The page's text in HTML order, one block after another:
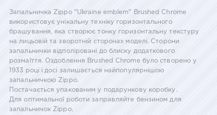
Запальничка Zippo "Ukraine emblem" Brushed Chrome
використовує унікальну техніку горизонтального
брашування, яка створює тонку горизонтальну текстуру
на лицьовій та зворотній сторонах моделі. Сторони
запальнички відполіровані до блиску додаткового
розмаїття. Оздоблення Brushed Chrome було створено у
1933 році і досі залишається найпопулярнішою
запальничкою Zippo.
Постачається упакованим у подарункову коробку.
Для оптимальної роботи заправляйте бензином для
запальничок Zippo.